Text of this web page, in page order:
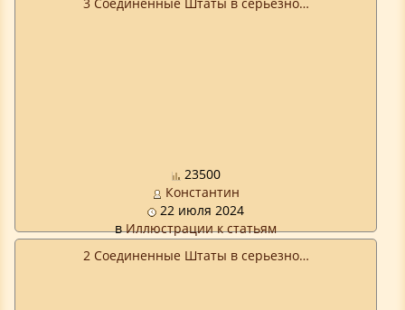
23500
Константин
22 июля 2024
вИллюстрации к статьям
2 Соединенные Штаты в серьезно…